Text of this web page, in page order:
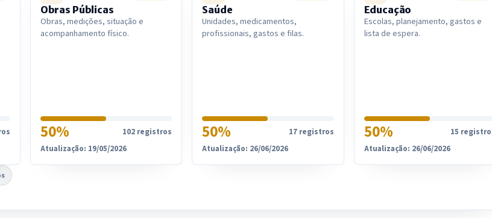
Obras Públicas
Obras, medições, situação e
acompanhamento físico.
50%
102 registros
Atualização: 19/05/2026
Saúde
Unidades, medicamentos,
profissionais, gastos e filas.
50%
17 registros
Atualização: 26/06/2026
Educação
Escolas, planejamento, gastos e
lista de espera.
50%
15
Atualização: 26/06/2026
IntGest AI